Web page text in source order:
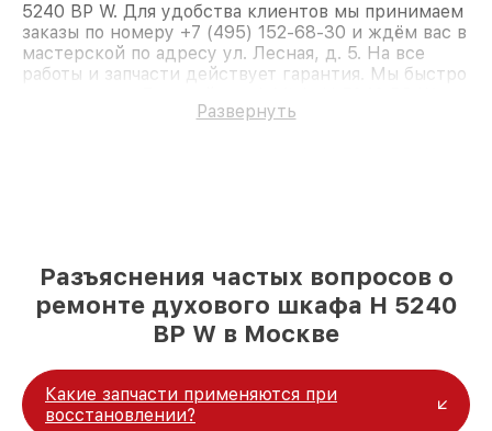
5240 BP W. Для удобства клиентов мы принимаем
заказы по номеру +7 (495) 152-68-30 и ждём вас в
мастерской по адресу ул. Лесная, д. 5. На все
работы и запчасти действует гарантия. Мы быстро
Развернуть
Разъяснения частых вопросов о
ремонте духового шкафа H 5240
BP W в Москве
Какие запчасти применяются при
восстановлении?